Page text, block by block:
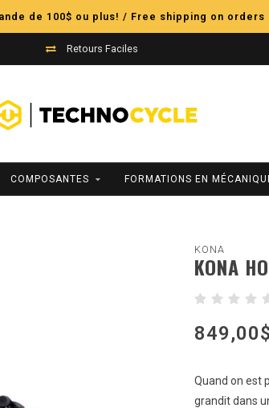
de 100$ ou plus! / Free shipping on orders
Retours Faciles
COMPOSANTES FORMATIONS EN
KONA
KONA
Quand on est
grandit dans